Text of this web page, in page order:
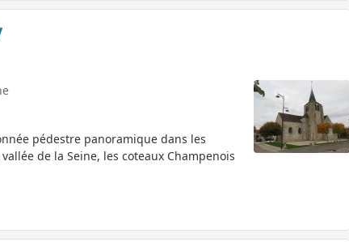
pédestre panoramique dans les
de la Seine, les coteaux Champenois